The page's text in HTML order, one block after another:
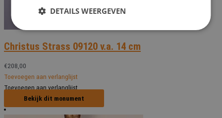
Christus Strass 09120 v.a. 14 cm
€208,00
Toevoegen aan verlanglijst
Toevoegen aan verlanglijst
Bekijk dit monument
DETAILS WEERGEVEN